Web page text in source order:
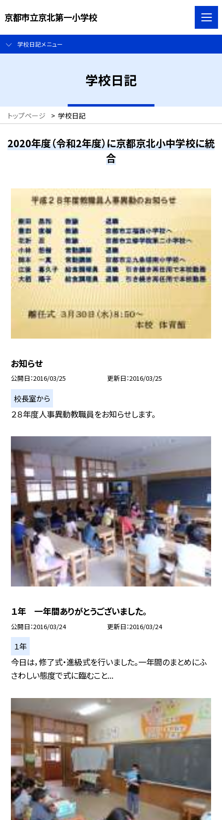
京都市立京北第一小学校
学校日記メニュー
学校日記
トップページ > 学校日記
2020年度（令和2年度）に京都京北小中学校に統
合
お知らせ
公開日 2016/03/25 更新日 2016/03/25
校長室から
２８年度人事異動教職員をお知らせします。
１年 一年間ありがとうございました。
公開日 2016/03/24 更新日 2016/03/24
１年
今日は，修了式・進級式を行いました。一年間のまとめにふ
さわしい態度で式に臨むこと...